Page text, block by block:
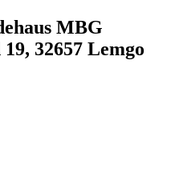
MBG
32657 Lemgo